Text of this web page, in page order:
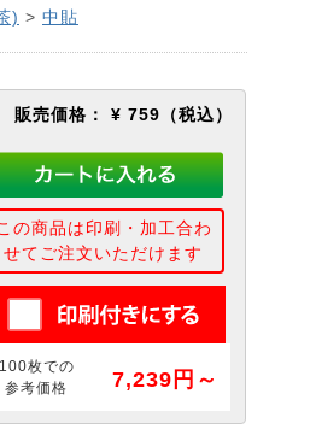
) > 中貼
販売価格： ¥ 759 （税込）
の商品は印刷・加工合わ
せてご注文いただけます
100枚での
参考価格
7,239円～